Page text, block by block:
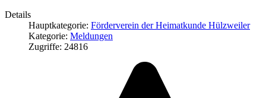
Details
Hauptkategorie: Förderverein der Heimatkunde Hülzweiler
Kategorie: Meldungen
Zugriffe: 24816